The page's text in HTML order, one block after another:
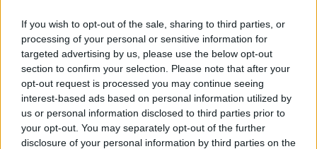
If you wish to opt-out of the sale, sharing to third parties, or
processing of your personal or sensitive information for
targeted advertising by us, please use the below opt-out
section to confirm your selection. Please note that after your
opt-out request is processed you may continue seeing
interest-based ads based on personal information utilized by
us or personal information disclosed to third parties prior to
your opt-out. You may separately opt-out of the further
disclosure of your personal information by third parties on the
Wydaje się, że zadanie jest banalnie proste, gdyż trzeba
pokonać formację, która w tym splicie nie wygrała ani
jednego meczu. Pytanie tylko, z jakim nastawieniem (i
ewentualnie wyjściowym składem) do spotkania
podejdą podopieczni Jakuba "bezuma" Iwanickiego.
CZYTAJ TEŻ:B2TG przegrywa z DOCISKIEM. Koniec
letniego splitu Rift Legends dla ekipy Agresivoo